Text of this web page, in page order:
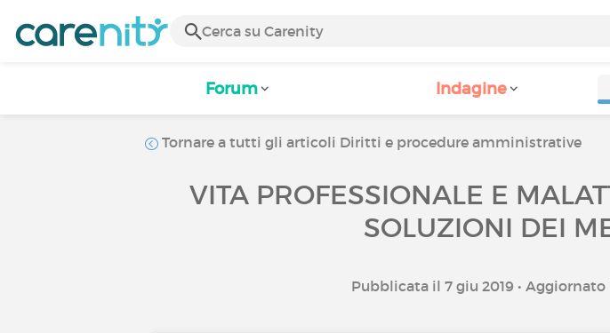
Forum Indagine
Tornare a tutti gli articoli Diritti e procedure amministrative
VITA PROFESSIONALE E
SOLUZIONI DEI
Pubblicata il 7 giu 2019 • Aggiornato